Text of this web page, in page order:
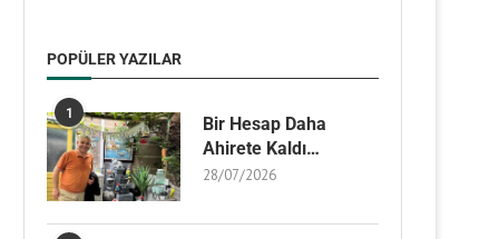
POPÜLER YAZILAR
1
Bir Hesap Daha
Ahirete Kaldı…
28/07/2026